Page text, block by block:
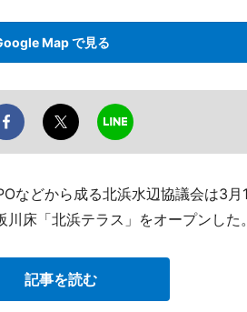
Map で見る
などから成る北浜水辺協議会は3月
床「北浜テラス」をオープンした。
記事を読む